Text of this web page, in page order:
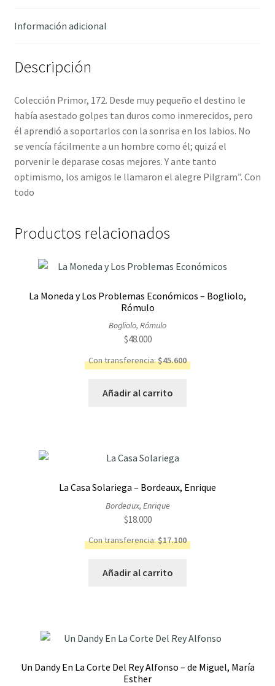
Información adicional
Descripción
Colección Primor, 172. Desde muy pequeño el destino le
había asestado golpes tan duros como inmerecidos, pero
él aprendió a soportarlos con la sonrisa en los labios. No
se vencía fácilmente a un hombre como él; quizá el
porvenir le deparase cosas mejores. Y ante tanto
optimismo, los amigos le llamaron el alegre Pilgram”. Con
todo
Productos relacionados
La Moneda y Los Problemas Económicos – Bogliolo,
Rómulo
Bogliolo, Rómulo
$48.000
Con transferencia:$45.600
Añadir al carrito
La Casa Solariega – Bordeaux, Enrique
Bordeaux, Enrique
$18.000
Con transferencia:$17.100
Añadir al carrito
Un Dandy En La Corte Del Rey Alfonso – de Miguel, María
Esther